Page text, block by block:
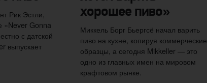
Рик Эстли,
«Never Gonna
с датской
выпускает
хорошее пиво»
Миккель Борг Бьергсё начал варить
пиво на кухне, копируя коммерческие
образцы, а сегодня Mikkeller — это
одно из главных имен на мировом
крафтовом рынке.